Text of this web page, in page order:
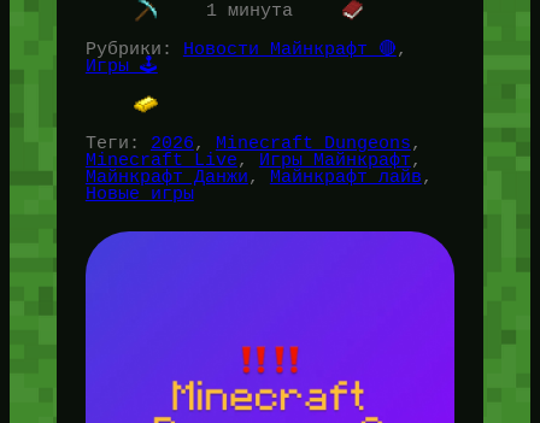
1 минута
Рубрики:
Новости Майнкрафт 🔴
Игры 🕹️
Теги: 2026, Minecraft Dungeons
Minecraft Live, Игры Майнкрафт
Майнкрафт Данжи, Майнкрафт лайв
Новые игры